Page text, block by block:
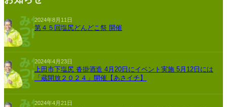
2024年8月11日
第４５回塩尻どんどこ祭 開催
2024年4月23日
上田市下塩尻 沓掛酒造 4月20日にイベント実施 5月12日には
「蔵開放２０２４」開催【あさイチ】
2024年4月21日